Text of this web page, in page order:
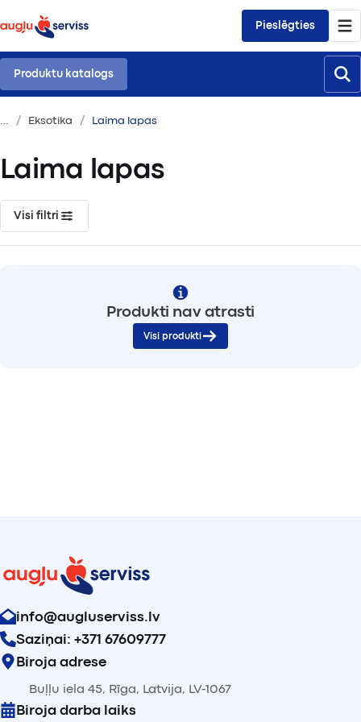
Pieslēgties
Produktu katalogs
Eksotika Laima lapas
Laima lapas
Visi filtri
Produkti nav atrasti
Visi produkti
info@augluserviss.lv
Saziņai: +371 67609777
Biroja adrese
Buļļu iela 45, Rīga, Latvija, LV-1067
Biroja darba laiks